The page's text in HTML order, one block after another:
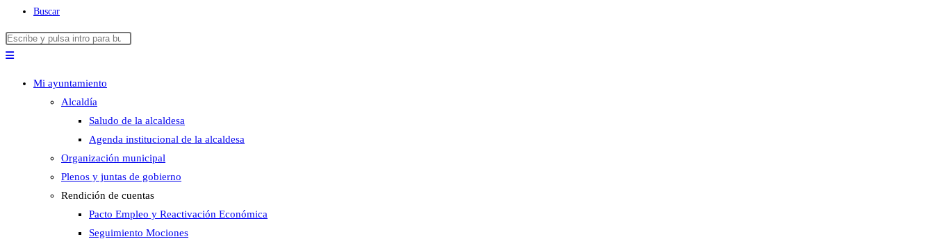
Buscar
Buscar
en
panel
de
búsqueda.
Mi ayuntamiento
Alcaldía
Saludo de la alcaldesa
Agenda institucional de la alcaldesa
Organización municipal
Plenos y juntas de gobierno
Rendición de cuentas
Pacto Empleo y Reactivación Económica
Seguimiento Mociones